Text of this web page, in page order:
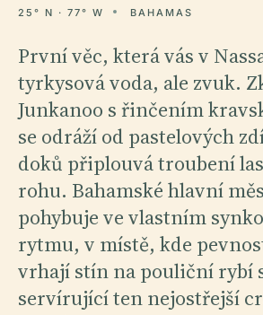
25° N · 77° W BAHAMAS
První věc, která vás v
tyrkysová voda, ale zvuk.
Junkanoo s řinčením
se odráží od pastelových
doků připlouvá troubení
rohu. Bahamské hlavní
pohybuje ve vlastním
rytmu, v místě, kde
vrhají stín na pouliční rybí
servírující ten nejostřejší